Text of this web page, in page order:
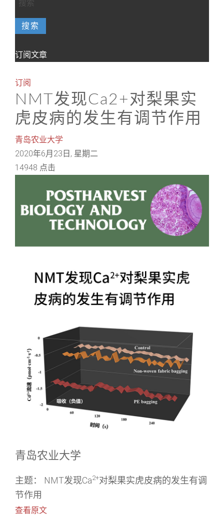
搜索
订阅文章
订阅
NMT发现Ca2+对梨果实
虎皮病的发生有调节作用
青岛农业大学
2020年6月23日, 星期二
14948 点击
青岛农业大学
主题： NMT发现Ca2+对梨果实虎皮病的发生有调
节作用
查看原文